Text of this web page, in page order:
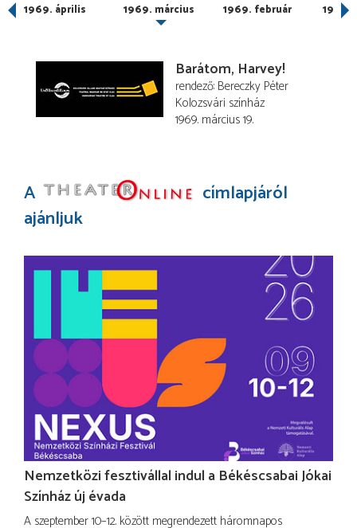
1969. április 1969. március 1969. február 1969.
Barátom, Harvey!
rendező Bereczky Péter
Kolozsvári színház
1969. március 19.
A
címlapjáról
ajánljuk
Nemzetközi fesztivállal indul a Békéscsabai Jókai
Színház új évada
A szeptember 10–12. között megrendezett háromnapos